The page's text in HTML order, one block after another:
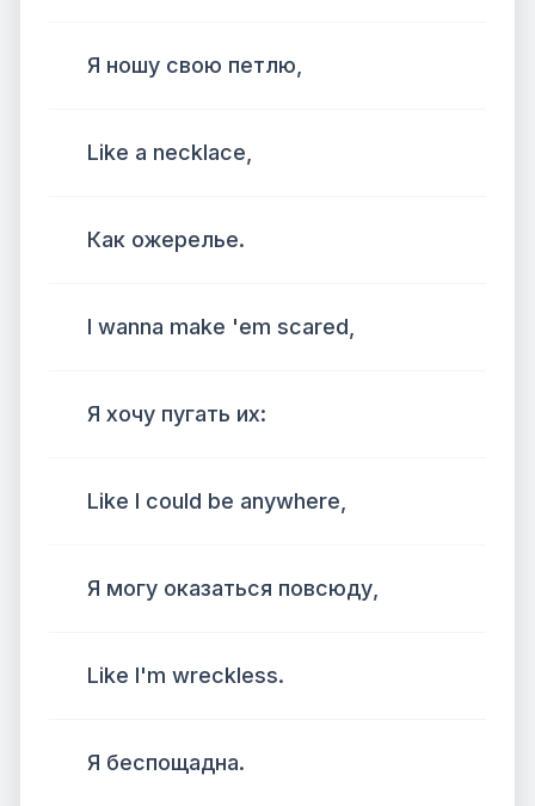
Я ношу свою петлю,
Like a necklace,
Как ожерелье.
I wanna make 'em scared,
Я хочу пугать их:
Like I could be anywhere,
Я могу оказаться повсюду,
Like I'm wreckless.
Я беспощадна.